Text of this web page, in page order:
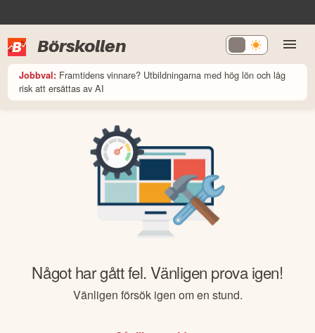
Börskollen
Jobbval: Framtidens vinnare? Utbildningarna med hög lön och låg
risk att ersättas av AI
Något har gått fel. Vänligen prova igen!
Vänligen försök igen om en stund.